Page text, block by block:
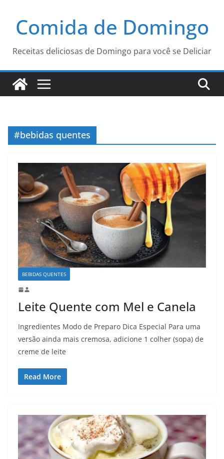
conteúdo
Comida de Domingo
Receitas deliciosas de Domingo para você se Deliciar
#bebidas quentes
BEBIDAS QUENTES
Leite Quente com Mel e Canela
Ingredientes Modo de Preparo Dica Especial Para uma
versão ainda mais cremosa, adicione 1 colher (sopa) de
creme de leite
Read More